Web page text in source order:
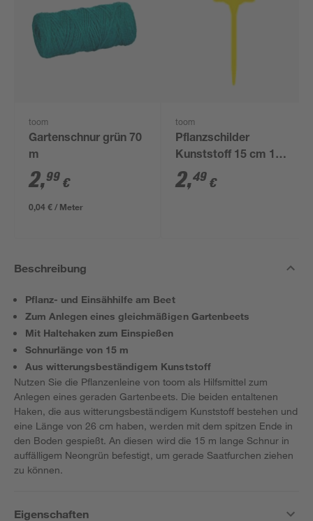
toom
Gartenschnur grün 70
m
2,99 €
0,04 € / Meter
toom
Pflanzschilder
Kunststoff 15 cm 15
Stück
2,49 €
Beschreibung
Pflanz- und Einsähhilfe am Beet
Zum Anlegen eines gleichmäßigen Gartenbeets
Mit Haltehaken zum Einspießen
Schnurlänge von 15 m
Aus witterungsbeständigem Kunststoff
Nutzen Sie die Pflanzenleine von toom als Hilfsmittel zum
Anlegen eines geraden Gartenbeets. Die beiden entaltenen
Haken, die aus witterungsbeständigem Kunststoff bestehen und
eine Länge von 26 cm haben, werden mit dem spitzen Ende in
den Boden gespießt. An diesen wird die 15 m lange Schnur in
auffälligem Neongrün befestigt, um gerade Saatfurchen ziehen
zu können.
Eigenschaften